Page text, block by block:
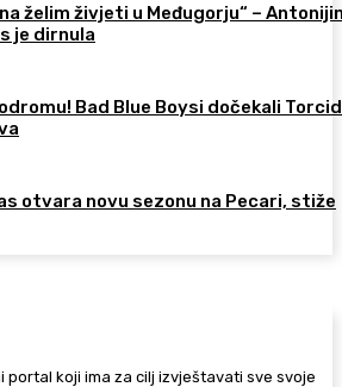
želim živjeti u Međugorju“ –
je dirnula
Bad Blue Boysi dočekali
otvara novu sezonu na Pecari, stiže
portal koji ima za cilj izvještavati sve svoje